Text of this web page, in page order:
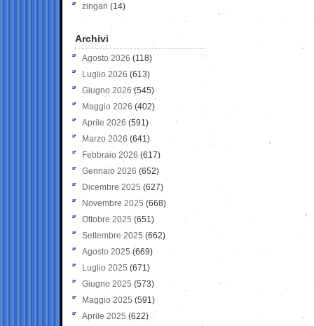
zingari (14)
Archivi
Agosto 2026 (118)
Luglio 2026 (613)
Giugno 2026 (545)
Maggio 2026 (402)
Aprile 2026 (591)
Marzo 2026 (641)
Febbraio 2026 (617)
Gennaio 2026 (652)
Dicembre 2025 (627)
Novembre 2025 (668)
Ottobre 2025 (651)
Settembre 2025 (662)
Agosto 2025 (669)
Luglio 2025 (671)
Giugno 2025 (573)
Maggio 2025 (591)
Aprile 2025 (622)